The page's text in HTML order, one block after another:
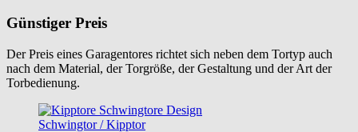
Günstiger Preis
Der Preis eines Garagentores richtet sich neben dem Tortyp auch
nach dem Material, der Torgröße, der Gestaltung und der Art der
Torbedienung.
Schwingtor / Kipptor